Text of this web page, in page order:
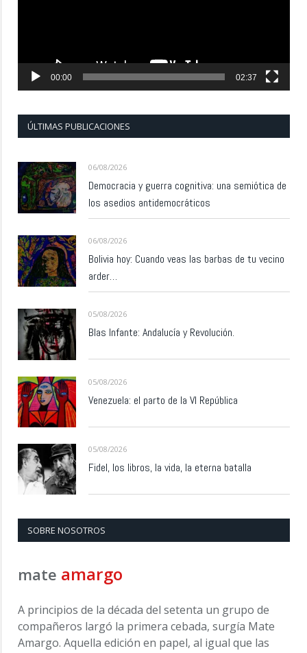
00:00 02:37
ÚLTIMAS PUBLICACIONES
06/08/2026
Democracia y guerra cognitiva: una semiótica de
los asedios antidemocráticos
06/08/2026
Bolivia hoy: Cuando veas las barbas de tu vecino
arder…
05/08/2026
Blas Infante: Andalucía y Revolución.
05/08/2026
Venezuela: el parto de la VI República
05/08/2026
Fidel, los libros, la vida, la eterna batalla
SOBRE NOSOTROS
mate amargo
A principios de la década del setenta un grupo de
compañeros largó la primera cebada, surgía Mate
Amargo. Aquella edición en papel, al igual que las